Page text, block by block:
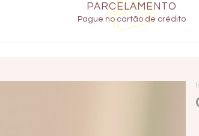
PARCELAMENTO
Pague no cartão de crédito